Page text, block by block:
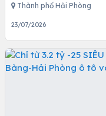
Thành phố Hải Phòng
23/07/2026